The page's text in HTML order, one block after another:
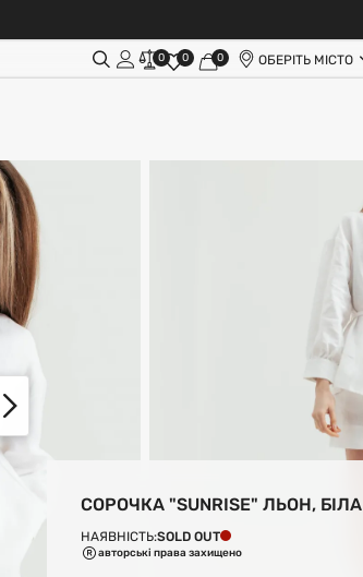
0 0 0 ОБЕРІТЬ МІСТО
СОРОЧКА "SUNRISE" ЛЬОН, БІЛА
НАЯВНІСТЬ:SOLD OUT
авторські права захищено